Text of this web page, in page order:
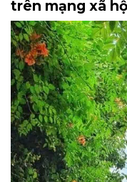
trên mạng xã